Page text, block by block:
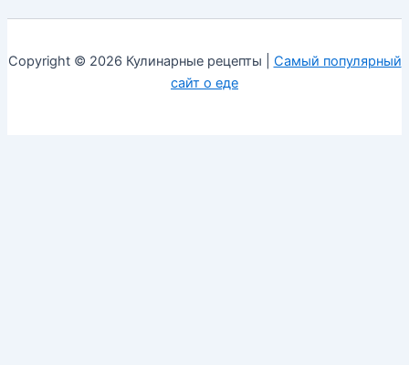
Copyright © 2026 Кулинарные рецепты | Самый популярный
сайт о еде